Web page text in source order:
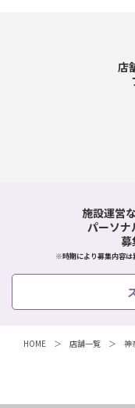
店
施設運営
パーソナ
募
※時期により募集内容は
HOME 店舗一覧 神